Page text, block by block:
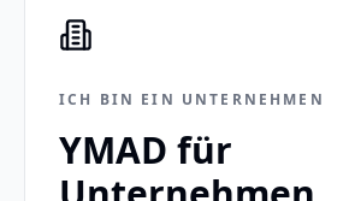
ICH BIN EIN UNTERNEHMEN
YMAD für